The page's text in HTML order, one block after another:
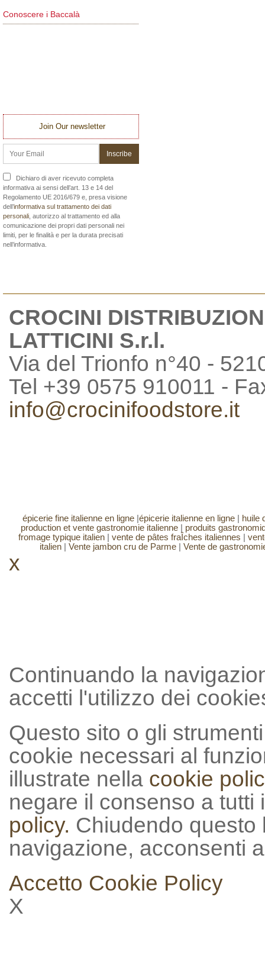
Conoscere i Baccalà
Join Our newsletter
Dichiaro di aver ricevuto completa
informativa ai sensi dell’art. 13 e 14 del
Regolamento UE 2016/679 e, presa visione
dell’informativa sul trattamento dei dati
personali , autorizzo al trattamento ed alla
comunicazione dei propri dati personali nei
limiti, per le finalità e per la durata precisati
nell’informativa.
CROCINI
LATTICINI S.r.l.
Via del Trionfo n°40 -
Tel +39 0575 910011 -
info@crocinifoodstore.it
épicerie fine italienne en ligne|épicerie italienne en ligne| huile
production et vente gastronomie italienne| produits
fromage typique italien | vente de pâtes fraÎches italiennes |
italien| Vente jambon cru de Parme| Vente de
x
Continuando la
accetti l'utilizzo dei
Questo sito o gli
cookie necessari al
illustrate nella cookie
negare il consenso a
policy. Chiudendo
navigazione, acconsenti
Accetto Cookie Policy
X